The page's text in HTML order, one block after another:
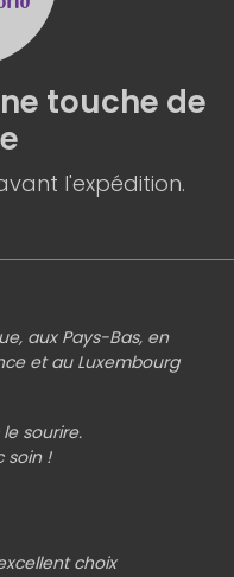
touche de
l'expédition.
aux Pays-Bas, en
et au Luxembourg
sourire.
soin !
choix